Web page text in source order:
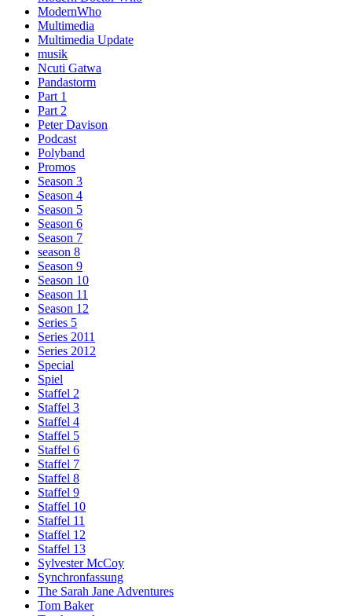
ModernWho
Multimedia
Multimedia Update
musik
Ncuti Gatwa
Pandastorm
Part 1
Part 2
Peter Davison
Podcast
Polyband
Promos
Season 3
Season 4
Season 5
Season 6
Season 7
season 8
Season 9
Season 10
Season 11
Season 12
Series 5
Series 2011
Series 2012
Special
Spiel
Staffel 2
Staffel 3
Staffel 4
Staffel 5
Staffel 6
Staffel 7
Staffel 8
Staffel 9
Staffel 10
Staffel 11
Staffel 12
Staffel 13
Sylvester McCoy
Synchronfassung
The Sarah Jane Adventures
Tom Baker